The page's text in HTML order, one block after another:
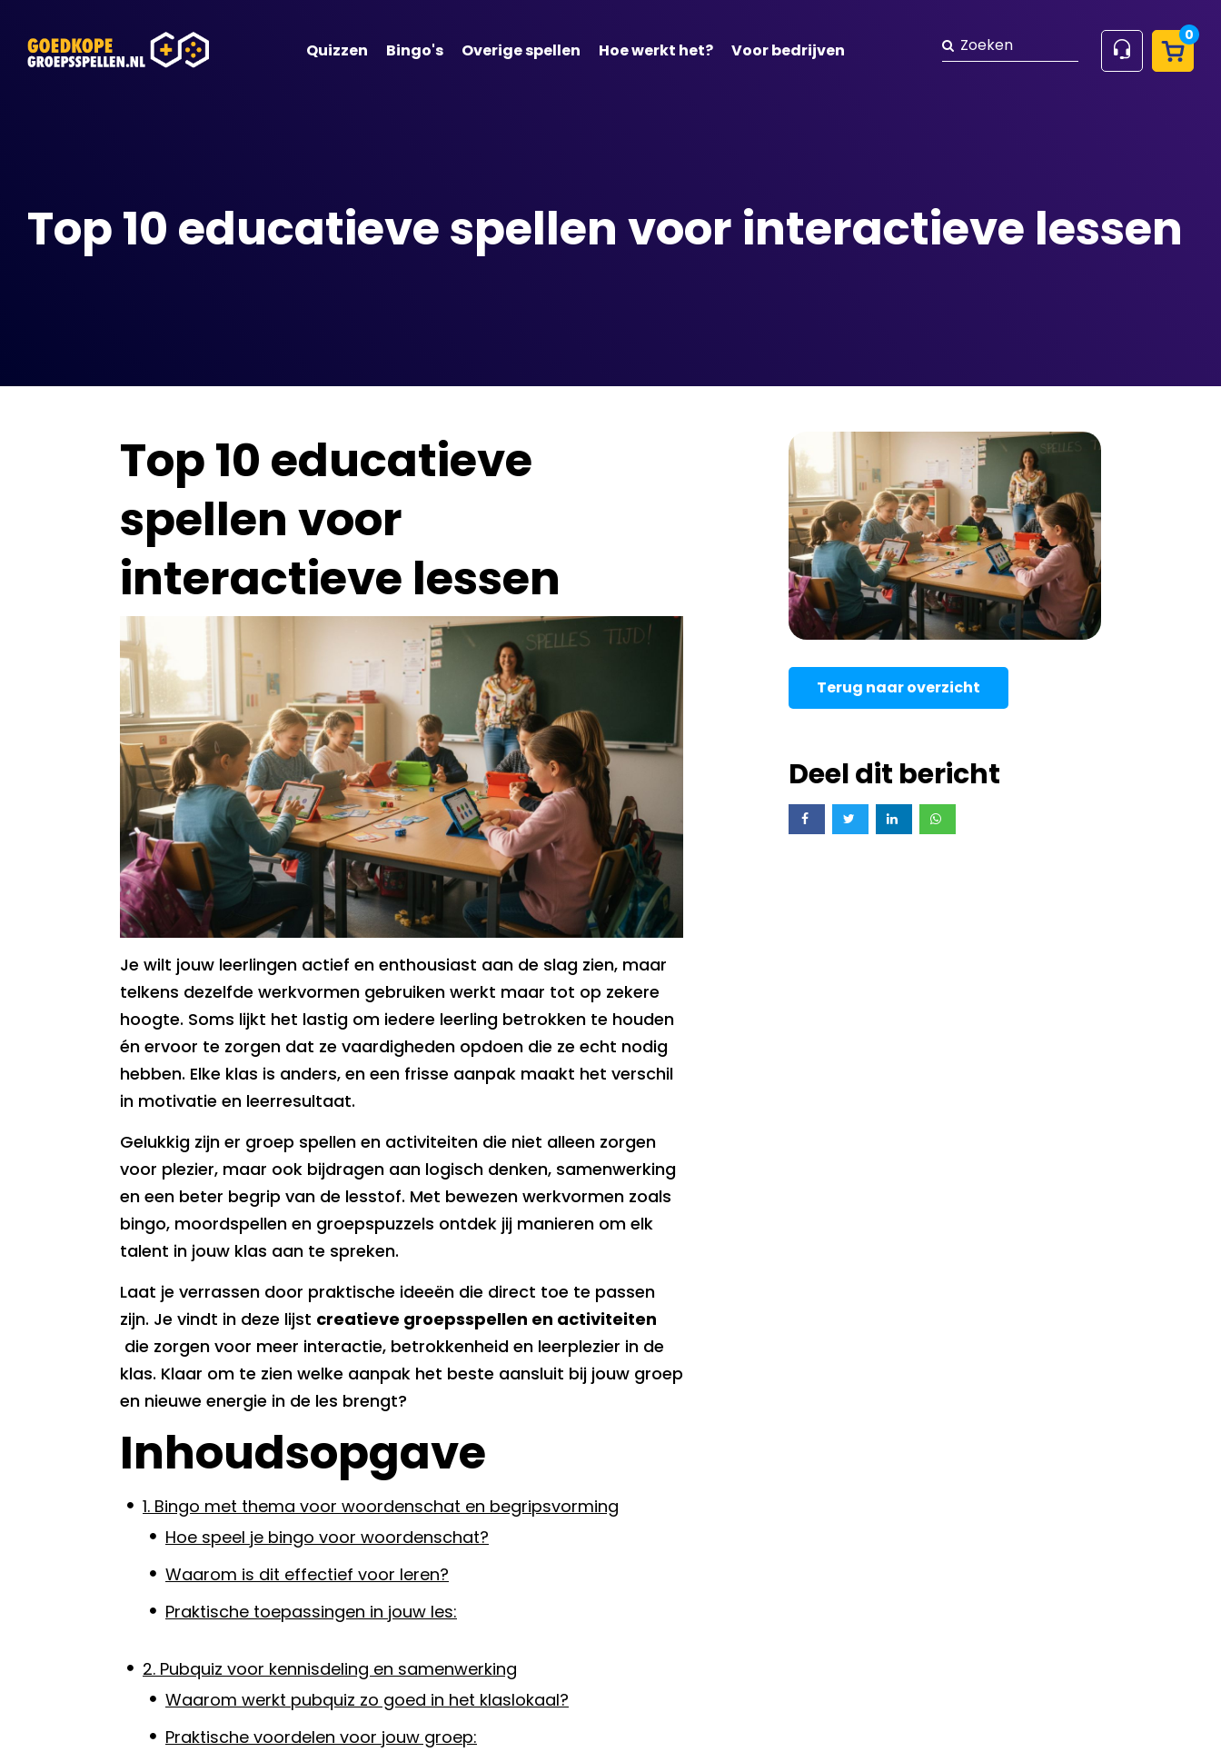
Quizzen Bingo's Overige spellen Hoe werkt het? Voor bedrijven
Zoeken 0
Top 10 educatieve spellen voor interactieve lessen
Top 10 educatieve
spellen voor
interactieve lessen
Je wilt jouw leerlingen actief en enthousiast aan de slag zien, maar
telkens dezelfde werkvormen gebruiken werkt maar tot op zekere
hoogte. Soms lijkt het lastig om iedere leerling betrokken te houden
én ervoor te zorgen dat ze vaardigheden opdoen die ze echt nodig
hebben. Elke klas is anders, en een frisse aanpak maakt het verschil
in motivatie en leerresultaat.
Gelukkig zijn er groep spellen en activiteiten die niet alleen zorgen
voor plezier, maar ook bijdragen aan logisch denken, samenwerking
en een beter begrip van de lesstof. Met bewezen werkvormen zoals
bingo, moordspellen en groepspuzzels ontdek jij manieren om elk
talent in jouw klas aan te spreken.
Laat je verrassen door praktische ideeën die direct toe te passen
zijn. Je vindt in deze lijst creatieve groepsspellen en activiteiten
die zorgen voor meer interactie, betrokkenheid en leerplezier in de
klas. Klaar om te zien welke aanpak het beste aansluit bij jouw groep
en nieuwe energie in de les brengt?
Inhoudsopgave
1. Bingo met thema voor woordenschat en begripsvorming
Hoe speel je bingo voor woordenschat?
Waarom is dit effectief voor leren?
Praktische toepassingen in jouw les:
2. Pubquiz voor kennisdeling en samenwerking
Waarom werkt pubquiz zo goed in het klaslokaal?
Praktische voordelen voor jouw groep:
Terug naar overzicht
Deel dit bericht